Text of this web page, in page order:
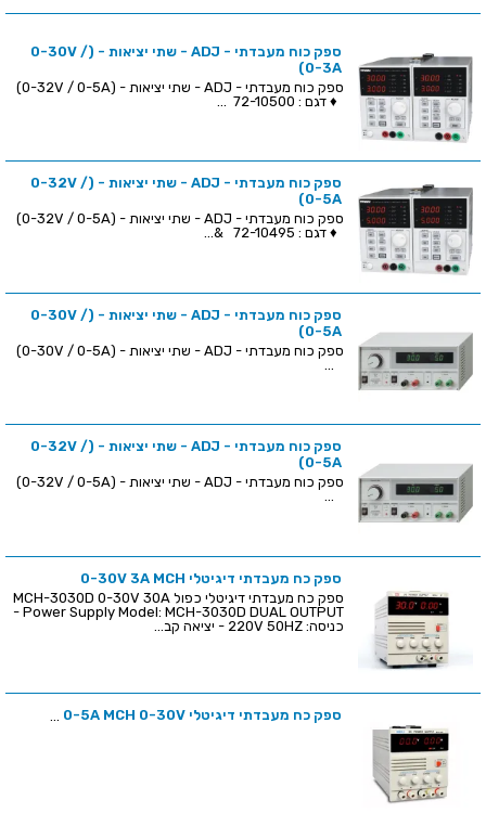
ספק כוח מעבדתי - ADJ - שתי יציאות - (0-30V /
0-3A)
ספק כוח מעבדתי - ADJ - שתי יציאות - (0-32V / 0-5A)
♦ דגם : 72-10500 ...
ספק כוח מעבדתי - ADJ - שתי יציאות - (0-32V /
0-5A)
ספק כוח מעבדתי - ADJ - שתי יציאות - (0-32V / 0-5A)
♦ דגם : 72-10495 &...
ספק כוח מעבדתי - ADJ - שתי יציאות - (0-30V /
0-5A)
ספק כוח מעבדתי - ADJ - שתי יציאות - (0-30V / 0-5A)
ספק כוח מעבדתי - ADJ - שתי יציאות - (0-32V /
0-5A)
ספק כוח מעבדתי - ADJ - שתי יציאות - (0-32V / 0-5A)
...
ספק כח מעבדתי דיגיטלי 0-30V 3A MCH
ספק כח מעבדתי דיגיטלי כפול MCH-3030D 0-30V 30A
Power Supply Model: MCH-3030D DUAL OUTPUT -
כניסה: 220V 50HZ - יציאה קב...
ספק כח מעבדתי דיגיטלי 0-5A MCH 0-30V